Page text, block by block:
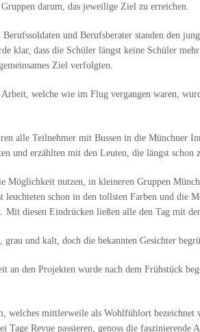
darum, das jeweilige Ziel zu erreichen.
Berufssoldaten und Berufsberater standen den
klar, dass die Schüler längst keine Schüler
Ziel verfolgten.
Arbeit, welche wie im Flug vergangen waren,
alle Teilnehmer mit Bussen in die Münchner
und erzählten mit den Leuten, die längst schon
Möglichkeit nutzen, in kleineren Gruppen
leuchteten schon in den tollsten Farben und
Mit diesen Eindrücken ließen alle den Tag mit
grau und kalt, doch die bekannten Gesichter
an den Projekten wurde nach dem Frühstück
welches mittlerweile als Wohlfühlort bezeichnet
Tage Revue passieren, genoss die